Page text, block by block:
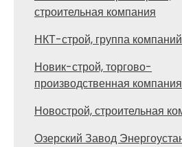
строительная компания
НКТ-строй, группа компаний
Новик-строй, торгово-
производственная компания
Новострой, строительная
Озерский Завод